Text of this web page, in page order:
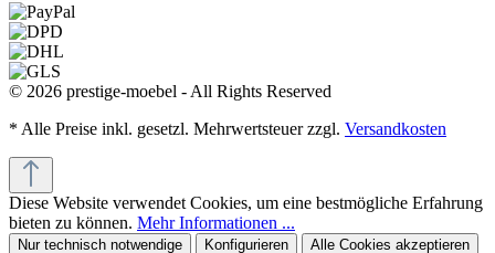
© 2026 prestige-moebel - All Rights Reserved
* Alle Preise inkl. gesetzl. Mehrwertsteuer zzgl. Versandkosten
Diese Website verwendet Cookies, um eine bestmögliche Erfahrung
bieten zu können. Mehr Informationen ...
Nur technisch notwendige Konfigurieren Alle Cookies akzeptieren